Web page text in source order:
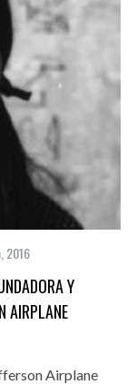
2016
Y
AIRPLANE
Airplane